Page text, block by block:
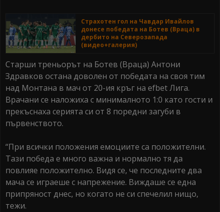
Страхотен гол на Чавдар Ивайлов
донесе победата на Ботев (Враца) в
дербито на Северозапада
(видео+галерия)
Старши треньорът на Ботев (Враца) Антони
Здравков остана доволен от победата на своя тим
над Монтана в мач от 20-ия кръг на efbet Лига.
Врачани се наложиха с минималното 1:0 като гости и
прекъснаха серията си от 8 поредни загуби в
първенството.
“При всички положения емоциите са положителни.
Тази победа е много важна и нормално тя да
повлияе положително. Видя се, че последните два
мача се играеше с напрежение. Виждаше се една
припряност днес, но когато не си спечелил нищо,
тежи.